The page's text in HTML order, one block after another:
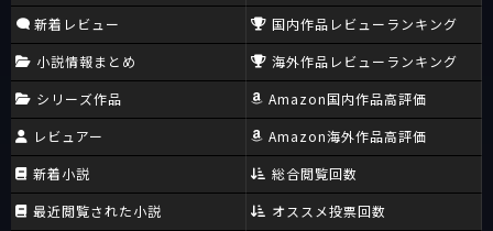
新着レビュー
小説情報まとめ
シリーズ作品
レビュアー
新着小説
最近閲覧された小説
国内作品レビューランキング
海外作品レビューランキング
Amazon国内作品高評価
Amazon海外作品高評価
総合閲覧回数
オススメ投票回数